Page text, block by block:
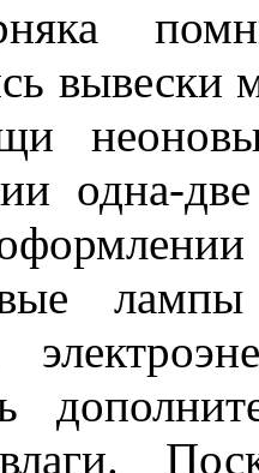
вывески
одна-
лампы